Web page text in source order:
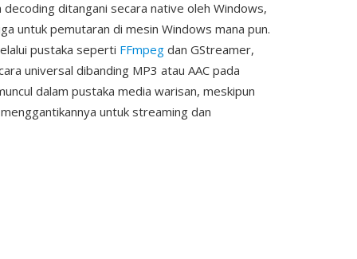
ditangani secara native oleh Windows,
untuk pemutaran di mesin Windows mana pun.
pustaka seperti FFmpeg dan GStreamer,
universal dibanding MP3 atau AAC pada
dalam pustaka media warisan, meskipun
untuk streaming dan